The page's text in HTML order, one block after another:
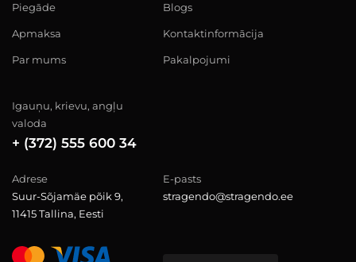
Piegāde
Apmaksa
Par mums
Blogs
Kontaktinformācija
Pakalpojumi
Igauņu, krievu, angļu
valoda
+ (372) 555 600 34
Adrese
Suur-Sõjamäe põik 9,
11415 Tallina, Eesti
E-pasts
stragendo@stragendo.ee